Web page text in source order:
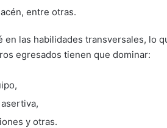
entre otras.
en las habilidades transversales, lo
egresados tienen que dominar:
y otras.